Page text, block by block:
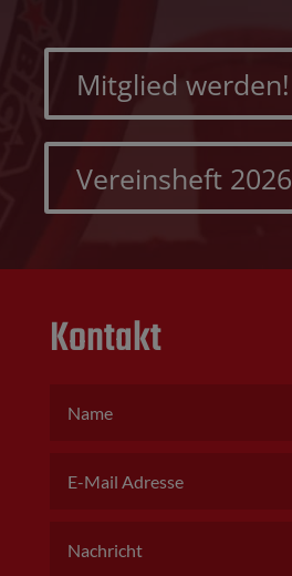
Mitglied werden!
Vereinsheft 2026
Kontakt